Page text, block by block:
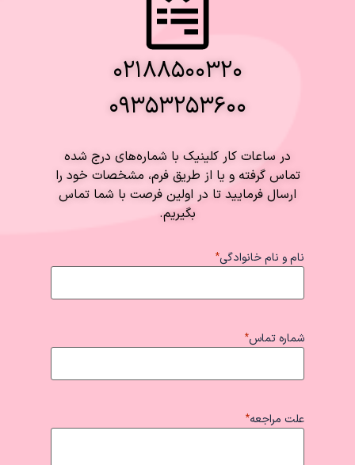
۰۲۱۸۸۵۰۰۳۲۰
۰۹۳۵۳۲۵۳۶۰۰
در ساعات کار کلینیک با شماره‌های درج شده
تماس گرفته و یا از طریق فرم، مشخصات خود را
ارسال فرمایید تا در اولین فرصت با شما تماس
بگیریم.
نام و نام خانوادگی*
شماره تماس*
علت مراجعه*